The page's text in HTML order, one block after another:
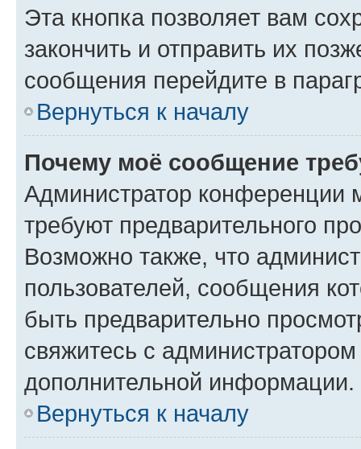
Эта кнопка позволяет вам
закончить и отправить их
сообщения перейдите в
Вернуться к началу
Почему моё сообщение
Администратор конференции
требуют предварительного
Возможно также, что
пользователей, сообщения
быть предварительно
свяжитесь с
дополнительной информации.
Вернуться к началу